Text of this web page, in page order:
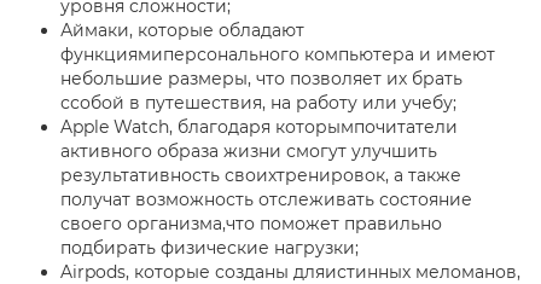
уровня сложности;
Аймаки, которые обладают
функциямиперсонального компьютера и имеют
небольшие размеры, что позволяет их брать
ссобой в путешествия, на работу или учебу;
Apple Watch, благодаря которымпочитатели
активного образа жизни смогут улучшить
результативность своихтренировок, а также
получат возможность отслеживать состояние
своего организма,что поможет правильно
подбирать физические нагрузки;
Airpods, которые созданы дляистинных меломанов,